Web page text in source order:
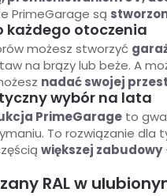
PrimeGarage są
każdego otoczenia
możesz stworzyć
na brązy lub beże. A
nadać swojej
wybór na lata
PrimeGarage to
To rozwiązanie dla
większej zabudowy
RAL w